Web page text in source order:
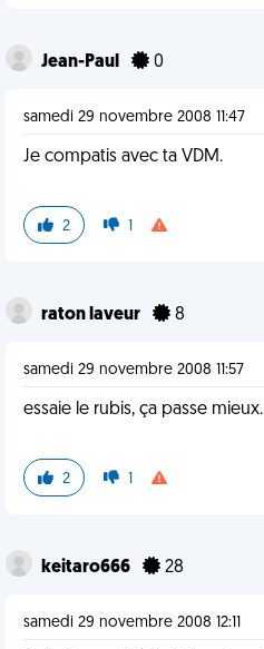
Jean-Paul 0
samedi 29 novembre 2008 11:47
Je compatis avec ta VDM.
2 1
raton laveur 8
samedi 29 novembre 2008 11:57
essaie le rubis, ça passe mieux.
2 1
keitaro666 28
samedi 29 novembre 2008 12:11